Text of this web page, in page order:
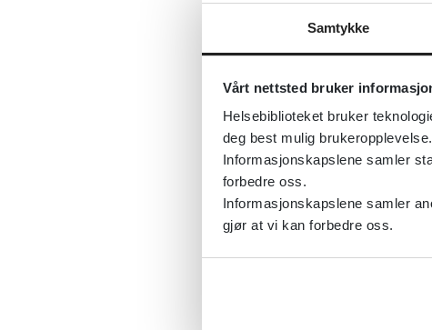
Samtykke
Vårt nettsted bruker
Helsebiblioteket bruker
deg best mulig brukeropplevelse.
Informasjonskapslene samler
forbedre oss.
Informasjonskapslene samler
gjør at vi kan forbedre oss.
Allergisk
Alopecia
Alports
ALS
Amblyopi
Amenoré,
Amenoré,